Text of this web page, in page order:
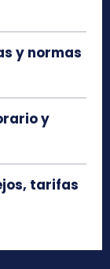
y normas
y
tarifas